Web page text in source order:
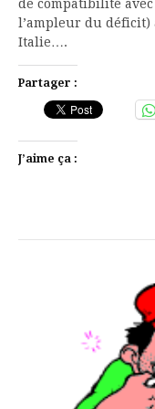
de compatibilité
l’ampleur du déficit)
Italie….
Partager :
J’aime ça :